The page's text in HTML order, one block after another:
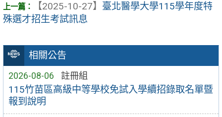
相關公告
2026-08-06 註冊組
115竹苗區高級中等學校免試入學續招錄取名單暨
報到說明
【2025-10-27】 臺北醫學大學115學年度特
殊選才招生考試訊息